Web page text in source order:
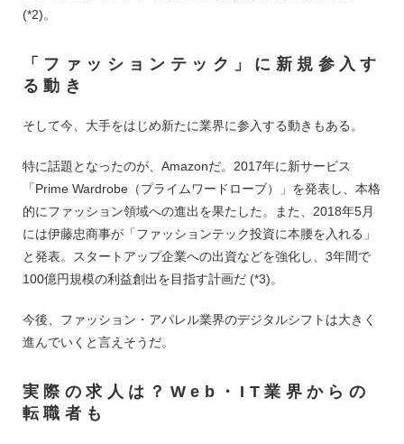
(*2)。
「ファッションテック」に新規参入す
る動き
そして今、大手をはじめ新たに業界に参入する動きもある。
特に話題となったのが、Amazonだ。2017年に新サービス
「Prime Wardrobe（プライムワードローブ）」を発表し、本格
的にファッション領域への進出を果たした。また、2018年5月
には伊藤忠商事が「ファッションテック投資に本腰を入れる」
と発表。スタートアップ企業への出資などを強化し、3年間で
100億円規模の利益創出を目指す計画だ (*3)。
今後、ファッション・アパレル業界のデジタルシフトは大きく
進んでいくと言えそうだ。
実際の求人は？Web・IT業界からの
転職者も